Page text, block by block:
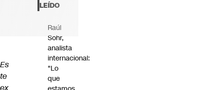
Es
te
ex
LEÍDO
Raúl
Sohr,
analista
internacional:
"Lo
que